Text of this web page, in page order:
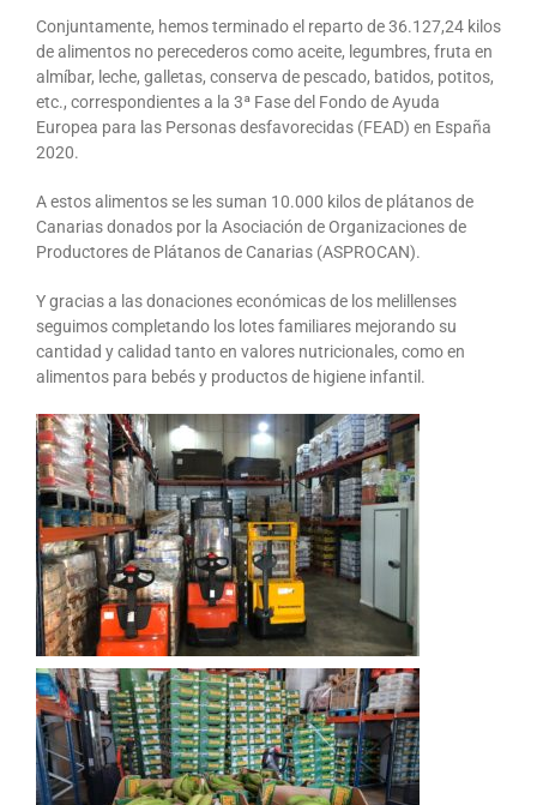
Conjuntamente, hemos terminado el reparto de 36.127,24 kilos
de alimentos no perecederos como aceite, legumbres, fruta en
almíbar, leche, galletas, conserva de pescado, batidos, potitos,
etc., correspondientes a la 3ª Fase del Fondo de Ayuda
Europea para las Personas desfavorecidas (FEAD) en España
2020.
A estos alimentos se les suman 10.000 kilos de plátanos de
Canarias donados por la Asociación de Organizaciones de
Productores de Plátanos de Canarias (ASPROCAN).
Y gracias a las donaciones económicas de los melillenses
seguimos completando los lotes familiares mejorando su
cantidad y calidad tanto en valores nutricionales, como en
alimentos para bebés y productos de higiene infantil.